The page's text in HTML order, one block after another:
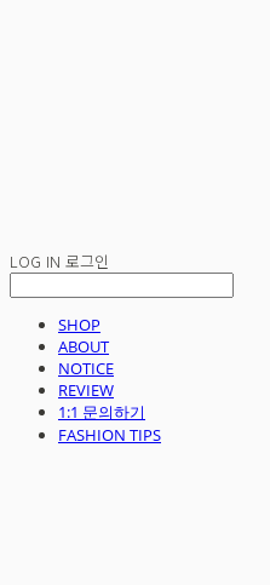
LOG IN 로그인
SHOP
ABOUT
NOTICE
REVIEW
1:1 문의하기
FASHION TIPS